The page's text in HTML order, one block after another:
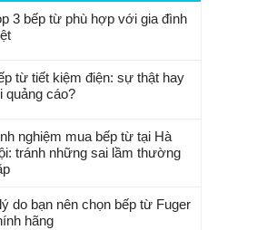
3 bếp từ phù hợp với gia đình
từ tiết kiệm điện: sự thật hay
quảng cáo?
nghiệm mua bếp từ tại Hà
tránh những sai lầm thường
do bạn nên chọn bếp từ Fuger
hãng